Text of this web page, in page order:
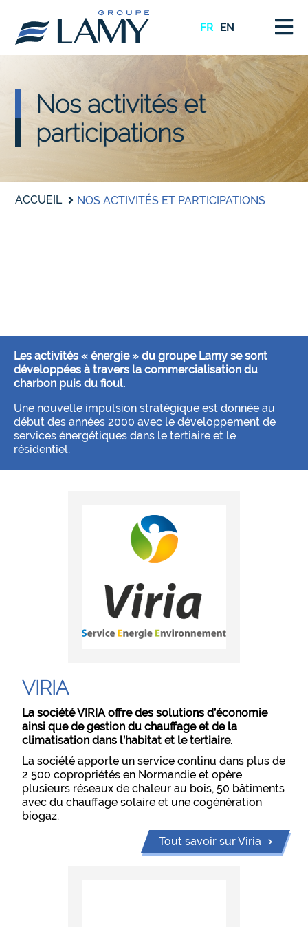
FR EN
Nos activités et
participations
ACCUEIL NOS ACTIVITÉS ET PARTICIPATIONS
Les activités « énergie » du groupe Lamy se sont
développées à travers la commercialisation du
charbon puis du fioul.
Une nouvelle impulsion stratégique est donnée au
début des années 2000 avec le développement de
services énergétiques dans le tertiaire et le
résidentiel.
VIRIA
La société VIRIA offre des solutions d’économie
ainsi que de gestion du chauffage et de la
climatisation dans l’habitat et le tertiaire.
La société apporte un service continu dans plus de
2 500 copropriétés en Normandie et opère
plusieurs réseaux de chaleur au bois, 50 bâtiments
avec du chauffage solaire et une cogénération
biogaz.
Tout savoir sur Viria